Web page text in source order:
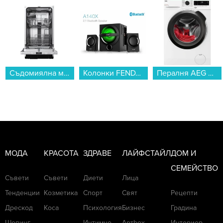
асансьорите не миришат на кисело зеле.
Баровки (1995)
Колонки FENDA A140X 2.1... Пералня AEG LF5Z41BE , 10.00 kg, 1400 об./мин., A , Бял... Диспенсър Finlux FWD-2057WS , 500 W...
МОДА
Съвети
Тенденции
Дрескод
КРАСОТА
Съвети
Козметика
Коса
ЗДРАВЕ
Диети
Спорт
Психология
ЛАЙФСТАЙЛ
Лица
Свят
Бизнес
ДОМ И
СЕМЕЙСТВО
Рецепти
Градина